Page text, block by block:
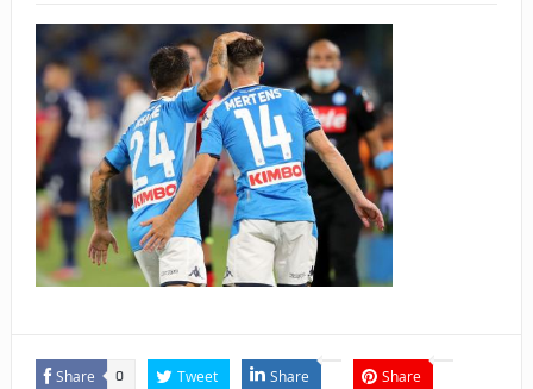
Share 0 Tweet Share Share